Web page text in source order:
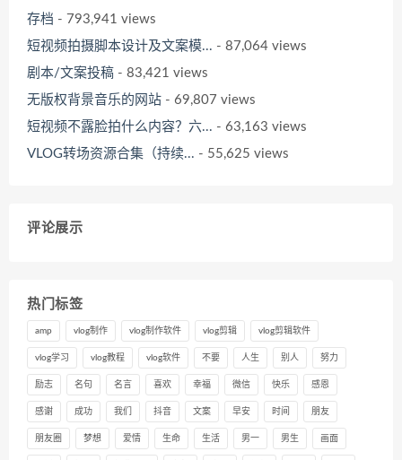
存档 - 793,941 views
短视频拍摄脚本设计及文案模... - 87,064 views
剧本/文案投稿 - 83,421 views
无版权背景音乐的网站 - 69,807 views
短视频不露脸拍什么内容？六... - 63,163 views
VLOG转场资源合集（持续... - 55,625 views
评论展示
热门标签
amp vlog制作 vlog制作软件 vlog剪辑 vlog剪辑软件
vlog学习 vlog教程 vlog软件 不要 人生 别人 努力
励志 名句 名言 喜欢 幸福 微信 快乐 感恩
感谢 成功 我们 抖音 文案 早安 时间 朋友
朋友圈 梦想 爱情 生命 生活 男一 男生 画面